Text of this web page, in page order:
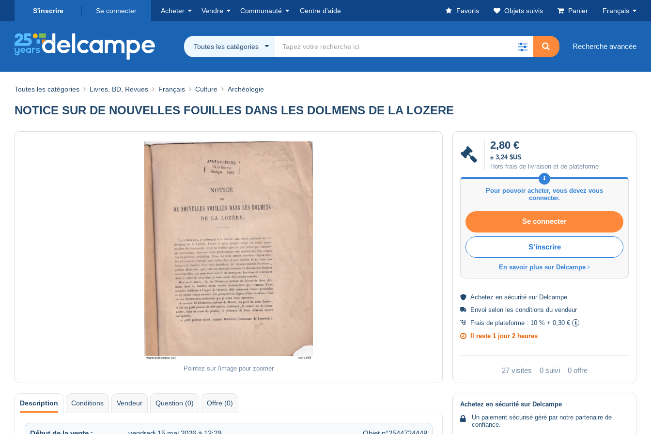
S'inscrire Se connecter Acheter Vendre Communauté Centre d'aide Favoris Objets suivis Panier Français
Toutes les catégories Recherche avancée
Toutes les catégories Livres, BD, Revues Français Culture Archéologie
NOTICE SUR DE NOUVELLES FOUILLES DANS LES DOLMENS DE LA LOZERE
Pointez sur l'image pour zoomer
2,80 €
± 3,24 $US
Hors frais de livraison et de plateforme
Pour pouvoir acheter, vous devez vous
connecter.
Se connecter
S'inscrire
En savoir plus sur Delcampe
Achetez en sécurité sur Delcampe
Envoi selon les conditions du vendeur
Frais de plateforme : 10 % + 0,30 €
Il reste 1 jour 2 heures
27 visites 0 suivi 0 offre
Description Conditions Vendeur Question (0) Offre (0)
Achetez en sécurité sur Delcampe
Un paiement sécurisé géré par notre partenaire de
confiance.